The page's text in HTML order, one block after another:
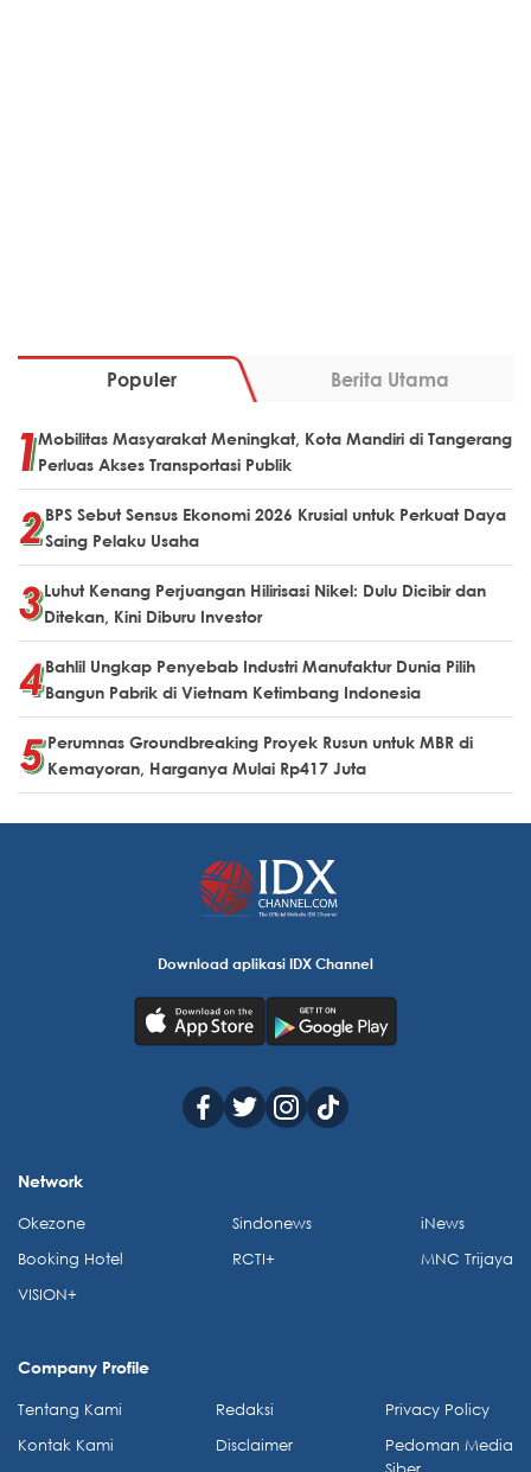
Populer Berita Utama
Mobilitas Masyarakat Meningkat, Kota Mandiri di Tangerang
Perluas Akses Transportasi Publik
BPS Sebut Sensus Ekonomi 2026 Krusial untuk Perkuat Daya
Saing Pelaku Usaha
Luhut Kenang Perjuangan Hilirisasi Nikel: Dulu Dicibir dan
Ditekan, Kini Diburu Investor
Bahlil Ungkap Penyebab Industri Manufaktur Dunia Pilih
Bangun Pabrik di Vietnam Ketimbang Indonesia
Perumnas Groundbreaking Proyek Rusun untuk MBR di
Kemayoran, Harganya Mulai Rp417 Juta
Download aplikasi IDX Channel
Network
Okezone
Booking Hotel
VISION+
Sindonews
RCTI+
iNews
MNC Trijaya
Company Profile
Tentang Kami
Kontak Kami
Redaksi
Disclaimer
Privacy Policy
Pedoman Media